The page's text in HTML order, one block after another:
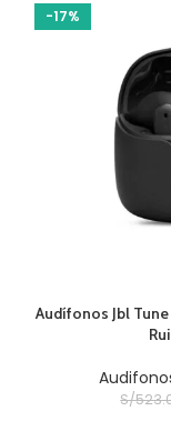
-17%
AÑADIR AL
Audífonos Jbl
S/